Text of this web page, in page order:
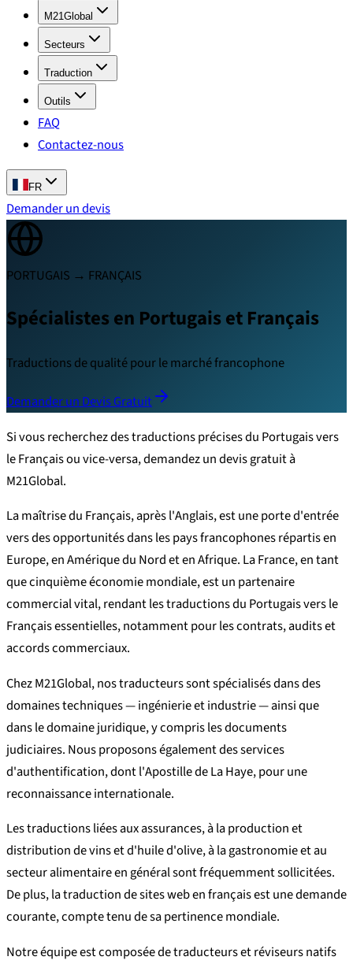
M21Global
Secteurs
Traduction
Outils
FAQ
Contactez-nous
FR
Demander un devis
PORTUGAIS → FRANÇAIS
Spécialistes en Portugais et Français
Traductions de qualité pour le marché francophone
Demander un Devis Gratuit
Si vous recherchez des traductions précises du Portugais vers
le Français ou vice-versa, demandez un devis gratuit à
M21Global.
La maîtrise du Français, après l'Anglais, est une porte d'entrée
vers des opportunités dans les pays francophones répartis en
Europe, en Amérique du Nord et en Afrique. La France, en tant
que cinquième économie mondiale, est un partenaire
commercial vital, rendant les traductions du Portugais vers le
Français essentielles, notamment pour les contrats, audits et
accords commerciaux.
Chez M21Global, nos traducteurs sont spécialisés dans des
domaines techniques — ingénierie et industrie — ainsi que
dans le domaine juridique, y compris les documents
judiciaires. Nous proposons également des services
d'authentification, dont l'Apostille de La Haye, pour une
reconnaissance internationale.
Les traductions liées aux assurances, à la production et
distribution de vins et d'huile d'olive, à la gastronomie et au
secteur alimentaire en général sont fréquemment sollicitées.
De plus, la traduction de sites web en français est une demande
courante, compte tenu de sa pertinence mondiale.
Notre équipe est composée de traducteurs et réviseurs natifs